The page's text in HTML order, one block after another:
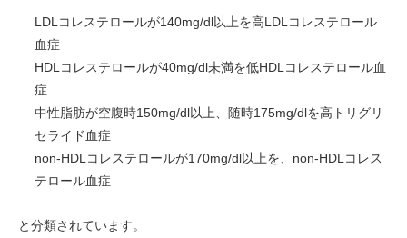
LDLコレステロールが140mg/dl以上を高LDLコレステロール
血症
HDLコレステロールが40mg/dl未満を低HDLコレステロール血
症
中性脂肪が空腹時150mg/dl以上、随時175mg/dlを高トリグリ
セライド血症
non-HDLコレステロールが170mg/dl以上を、non-HDLコレス
テロール血症
と分類されています。